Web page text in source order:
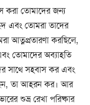
করা তোমাদের জন্য
এবং তোমরা তাদের
আত্নপ্রতারণা করছিলে,
তোমাদের অব্যাহতি
সাথে সহবাস কর এবং
তা আহরন কর। আর
শুভ্র রেখা পরিষ্কার